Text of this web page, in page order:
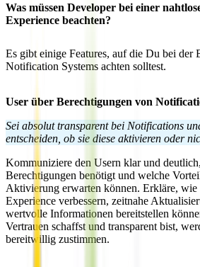
Was müssen Developer bei einer
Experience beachten?
Es gibt einige Features, auf die Du bei der
Notification Systems achten solltest.
User über Berechtigungen von
Sei absolut transparent bei Notifications
entscheiden, ob sie diese aktivieren oder
Kommuniziere den Usern klar und
Berechtigungen benötigt und welche
Aktivierung erwarten können. Erkläre,
Experience verbessern, zeitnahe
wertvolle Informationen bereitstellen
Vertrauen schaffst und transparent bist,
bereitwillig zustimmen.